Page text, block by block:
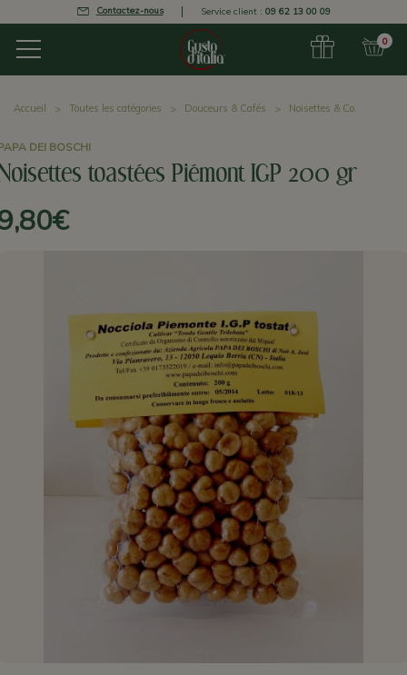
Contactez-nous Service client : 09 62 13 00 09
0
Accueil Toutes les catégories Douceurs & Cafés Noisettes & Co.
DEI BOSCHI
toastées Piémont IGP 200 gr